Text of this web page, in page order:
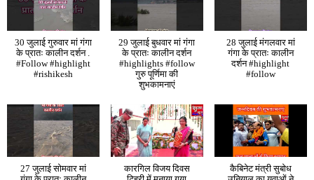
30 जुलाई गुरुवार मां गंगा
के प्रातः कालीन दर्शन .
#Follow #highlight
#rishikesh
29 जुलाई बुधवार मां गंगा
के प्रातः कालीन दर्शन
#highlights #follow
गुरु पूर्णिमा की
शुभकामनाएं
28 जुलाई मंगलवार मां
गंगा के प्रातः कालीन
दर्शन #highlight
#follow
27 जुलाई सोमवार मां
कारगिल विजय दिवस
कैबिनेट मंत्री सुबोध